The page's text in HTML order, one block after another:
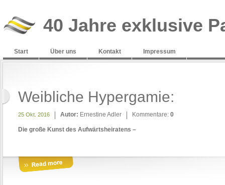
40 Jahre exklusive
Start Über uns Kontakt Impressum
Weibliche Hypergamie:
25 Okt. 2016 Autor: Ernestine Adler Kommentare: 0
Die große Kunst des Aufwärtsheiratens –